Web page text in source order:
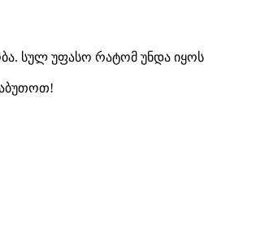
სულ უფასო რატომ უნდა იყოს